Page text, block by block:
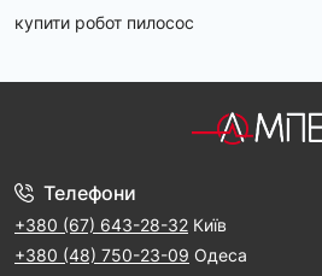
купити робот пилосос
Телефони
+380 (67) 643-28-32 Київ
+380 (48) 750-23-09 Одеса